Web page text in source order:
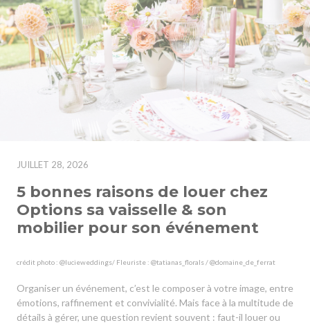
JUILLET 28, 2026
5 bonnes raisons de louer chez
Options sa vaisselle & son
mobilier pour son événement
crédit photo : @lucieweddings/ Fleuriste : @tatianas_florals / @domaine_de_ferrat
Organiser un événement, c’est le composer à votre image, entre
émotions, raffinement et convivialité. Mais face à la multitude de
détails à gérer, une question revient souvent : faut-il louer ou